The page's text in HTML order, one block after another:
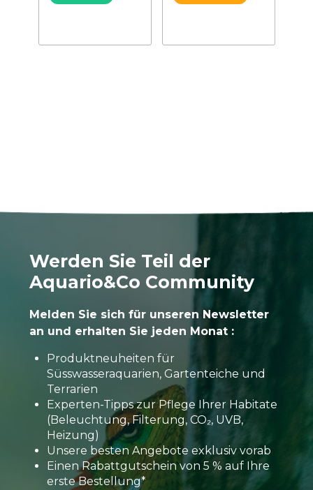
Werden Sie Teil der
Aquario&Co Community
Melden Sie sich für unseren Newsletter
an und erhalten Sie jeden Monat :
Produktneuheiten für
Süsswasseraquarien, Gartenteiche und
Terrarien
Experten-Tipps zur Pflege Ihrer Habitate
(Beleuchtung, Filterung, CO₂, UVB,
Heizung)
Unsere besten Angebote exklusiv vorab
Einen Rabattgutschein von 5 % auf Ihre
erste Bestellung*